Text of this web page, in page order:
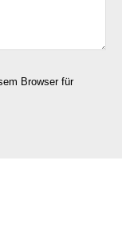
Browser für